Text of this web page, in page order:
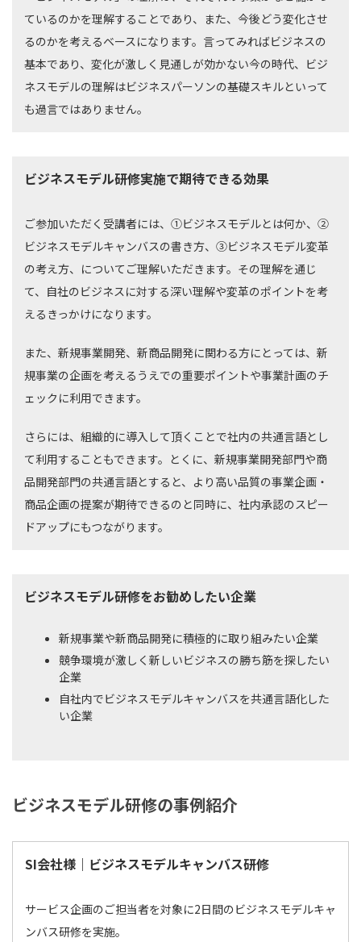
ているのかを理解することであり、また、今後どう変化させ
るのかを考えるベースになります。言ってみればビジネスの
基本であり、変化が激しく見通しが効かない今の時代、ビジ
ネスモデルの理解はビジネスパーソンの基礎スキルといって
も過言ではありません。
ビジネスモデル研修実施で期待できる効果
ご参加いただく受講者には、①ビジネスモデルとは何か、②
ビジネスモデルキャンバスの書き方、③ビジネスモデル変革
の考え方、についてご理解いただきます。その理解を通じ
て、自社のビジネスに対する深い理解や変革のポイントを考
えるきっかけになります。
また、新規事業開発、新商品開発に関わる方にとっては、新
規事業の企画を考えるうえでの重要ポイントや事業計画のチ
ェックに利用できます。
さらには、組織的に導入して頂くことで社内の共通言語とし
て利用することもできます。とくに、新規事業開発部門や商
品開発部門の共通言語とすると、より高い品質の事業企画・
商品企画の提案が期待できるのと同時に、社内承認のスピー
ドアップにもつながります。
ビジネスモデル研修をお勧めしたい企業
新規事業や新商品開発に積極的に取り組みたい企業
競争環境が激しく新しいビジネスの勝ち筋を探したい
企業
自社内でビジネスモデルキャンバスを共通言語化した
い企業
ビジネスモデル研修の事例紹介
SI会社様｜ビジネスモデルキャンバス研修
サービス企画のご担当者を対象に2日間のビジネスモデルキャ
ンバス研修を実施。